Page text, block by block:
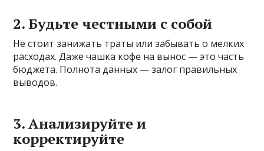
2. Будьте честными с собой
Не стоит занижать траты или забывать о мелких
расходах. Даже чашка кофе на вынос — это часть
бюджета. Полнота данных — залог правильных
выводов.
3. Анализируйте и
корректируйте